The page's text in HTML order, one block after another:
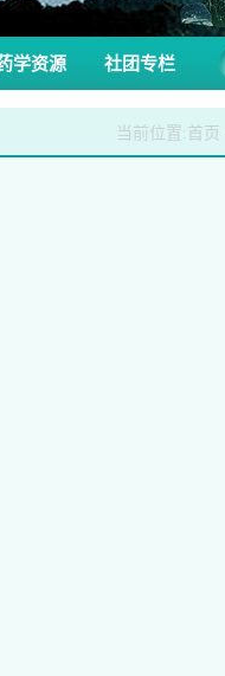
学资源 社团专栏
当前位置:首页